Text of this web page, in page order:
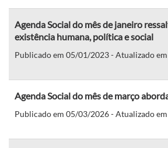
Agenda Social do mês de janeiro
existência humana, política e social
Publicado em 05/01/2023 - Atualizado
Agenda Social do mês de março
Publicado em 05/03/2026 - Atualizado